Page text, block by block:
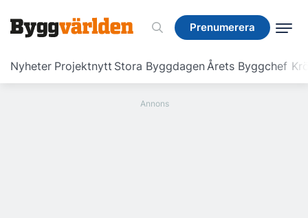
Prenumerera
Nyheter Projektnytt Stora ByggdagenÅrets Byggchef
Prenumerera